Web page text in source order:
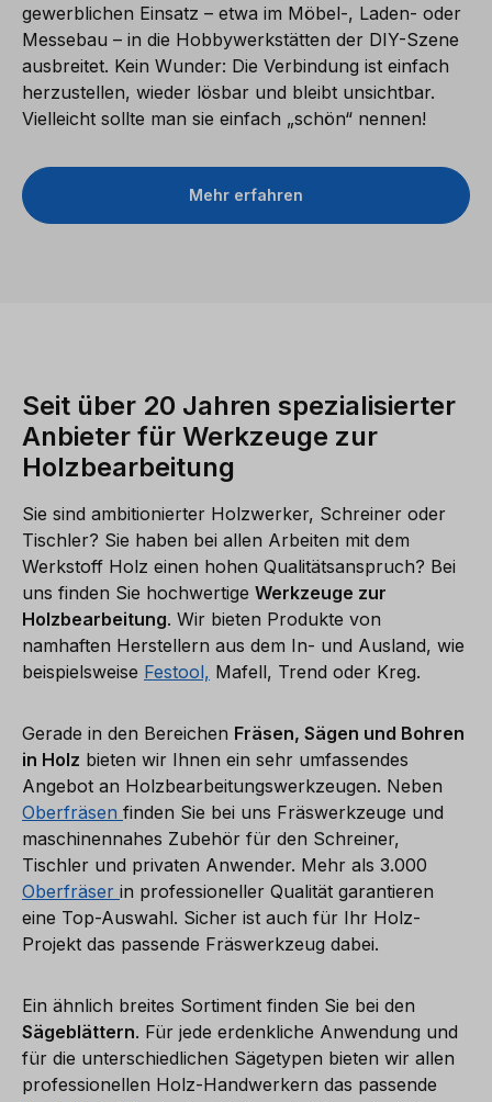
gewerblichen Einsatz – etwa im Möbel-, Laden- oder
Messebau – in die Hobbywerkstätten der DIY-Szene
ausbreitet. Kein Wunder: Die Verbindung ist einfach
herzustellen, wieder lösbar und bleibt unsichtbar.
Vielleicht sollte man sie einfach „schön“ nennen!
Mehr erfahren
Seit über 20 Jahren spezialisierter
Anbieter für Werkzeuge zur
Holzbearbeitung
Sie sind ambitionierter Holzwerker, Schreiner oder
Tischler? Sie haben bei allen Arbeiten mit dem
Werkstoff Holz einen hohen Qualitätsanspruch? Bei
uns finden Sie hochwertige Werkzeuge zur
Holzbearbeitung. Wir bieten Produkte von
namhaften Herstellern aus dem In- und Ausland, wie
beispielsweise Festool, Mafell, Trend oder Kreg.
Gerade in den Bereichen Fräsen, Sägen und Bohren
in Holz bieten wir Ihnen ein sehr umfassendes
Angebot an Holzbearbeitungswerkzeugen. Neben
Oberfräsen finden Sie bei uns Fräswerkzeuge und
maschinennahes Zubehör für den Schreiner,
Tischler und privaten Anwender. Mehr als 3.000
Oberfräser in professioneller Qualität garantieren
eine Top-Auswahl. Sicher ist auch für Ihr Holz-
Projekt das passende Fräswerkzeug dabei.
Ein ähnlich breites Sortiment finden Sie bei den
Sägeblättern. Für jede erdenkliche Anwendung und
für die unterschiedlichen Sägetypen bieten wir allen
professionellen Holz-Handwerkern das passende